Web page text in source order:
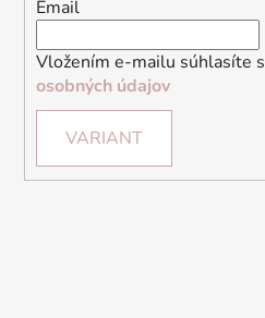
Email
Vložením e-mailu súhlasíte s
osobných údajov
VARIANT